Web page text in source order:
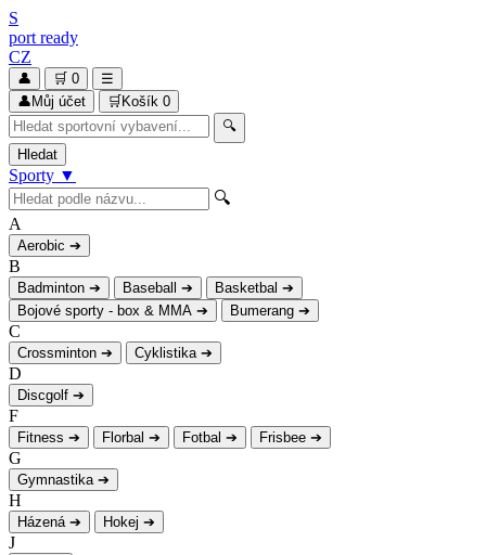
S
port ready
CZ
👤 🛒 0
☰
👤 Můj účet 🛒 Košík 0
🔍
Hledat
Sporty ▼
🔍
A
Aerobic ➔
B
Badminton ➔ Baseball ➔ Basketbal ➔
Bojové sporty - box & MMA ➔ Bumerang ➔
C
Crossminton ➔ Cyklistika ➔
D
Discgolf ➔
F
Fitness ➔ Florbal ➔ Fotbal ➔ Frisbee ➔
G
Gymnastika ➔
H
Házená ➔ Hokej ➔
J